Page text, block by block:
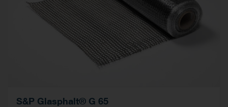
S&P Glasphalt® G 65